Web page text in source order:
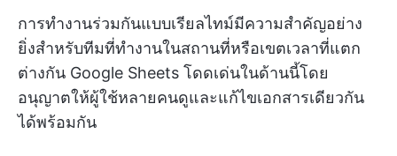
การทำงานร่วมกันแบบเรียลไทม์มีความสำคัญอย่าง
ยิ่งสำหรับทีมที่ทำงานในสถานที่หรือเขตเวลาที่แตก
ต่างกัน Google Sheets โดดเด่นในด้านนี้โดย
อนุญาตให้ผู้ใช้หลายคนดูและแก้ไขเอกสารเดียวกัน
ได้พร้อมกัน